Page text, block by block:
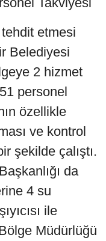
etmesi
Belediyesi
2 hizmet
personel
özellikle
ve kontrol
şekilde çalıştı.
da
4 su
ile
Müdürlüğü